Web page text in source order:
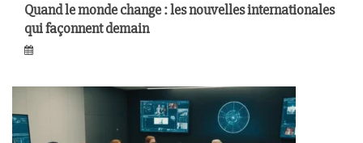
Quand le monde change : les nouvelles internationales
qui façonnent demain